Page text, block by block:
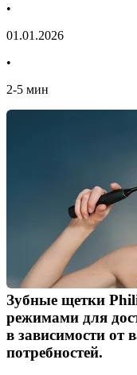
•
01.01.2026
•
2-5 мин
Зубные щетки
режимами для
в зависимости от
потребностей.